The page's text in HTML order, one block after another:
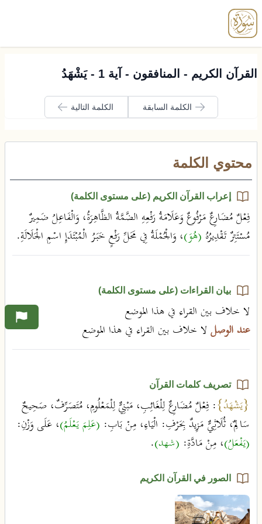
القرآن الكريم - المنافقون - آية 1 - يَشْهَدُ
الكلمة السابقة الكلمة التالية
محتوي الكلمة
إعراب القرآن الكريم (على مستوى الكلمة)
فِعْلٌ مُضَارِعٌ مَرْفُوعٌ وَعَلَامَةُ رَفْعِهِ الضَّمَّةُ الظَّاهِرَةُ، وَالْفَاعِلُ ضَمِيرٌ
مُسْتَتِرٌ تَقْدِيرُهُ (هُوَ)، وَالْجُمْلَةُ فِي مَحَلِّ رَفْعٍ خَبَرُ الْمُبْتَدَإِ اسْمِ الْجَلَالَةِ.
بيان القراءات (على مستوى الكلمة)
لا خلاف بين القراء في هذا الموضع
عند الوصللا خلاف بين القراء في هذا الموضع
تصريف كلمات القرآن
{يَشْهَدُ}: فِعْلٌ مُضَارِعٌ لِلْغَائِبِ، مَبْنِيٌّ لِلْمَعْلُومِ، مُتَصَرِّفٌ، صَحِيحٌ
سَالِمٌ، ثُلَاثِيٌّ مَزِيدٌ بِحَرْفِ: الْيَاءِ، مِنْ بَابِ: (عَلِمَ يَعْلَمُ)، عَلَى وَزْنِ:
(يَفْعَلُ)، مِنْ مَادَّةِ: (شهد).
الصور في القرآن الكريم